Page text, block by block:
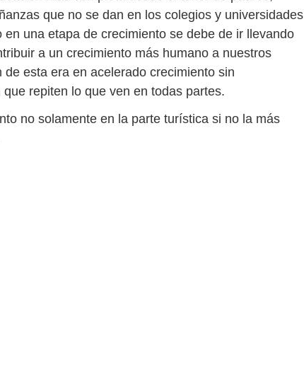
que no se dan en los colegios y universidades
una etapa de crecimiento se debe de ir llevando
a un crecimiento más humano a nuestros
esta era en acelerado crecimiento sin
repiten lo que ven en todas partes.
no solamente en la parte turística si no la más